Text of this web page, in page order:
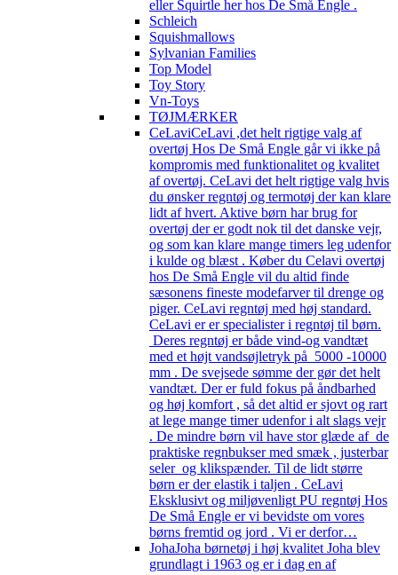
eller Squirtle her hos De Små Engle .
Schleich
Squishmallows
Sylvanian Families
Top Model
Toy Story
Vn-Toys
TØJMÆRKER
CeLaviCeLavi ,det helt rigtige valg af
overtøj Hos De Små Engle går vi ikke på
kompromis med funktionalitet og kvalitet
af overtøj. CeLavi det helt rigtige valg hvis
du ønsker regntøj og termotøj der kan klare
lidt af hvert. Aktive børn har brug for
overtøj der er godt nok til det danske vejr,
og som kan klare mange timers leg udenfor
i kulde og blæst . Køber du Celavi overtøj
hos De Små Engle vil du altid finde
sæsonens fineste modefarver til drenge og
piger. CeLavi regntøj med høj standard.
CeLavi er er specialister i regntøj til børn.
Deres regntøj er både vind-og vandtæt
med et højt vandsøjletryk på 5000 -10000
mm . De svejsede sømme der gør det helt
vandtæt. Der er fuld fokus på åndbarhed
og høj komfort , så det altid er sjovt og rart
at lege mange timer udenfor i alt slags vejr
. De mindre børn vil have stor glæde af de
praktiske regnbukser med smæk , justerbar
seler og klikspænder. Til de lidt større
børn er der elastik i taljen . CeLavi
Eksklusivt og miljøvenligt PU regntøj Hos
De Små Engle er vi bevidste om vores
børns fremtid og jord . Vi er derfor…
JohaJoha børnetøj i høj kvalitet Joha blev
grundlagt i 1963 og er i dag en af